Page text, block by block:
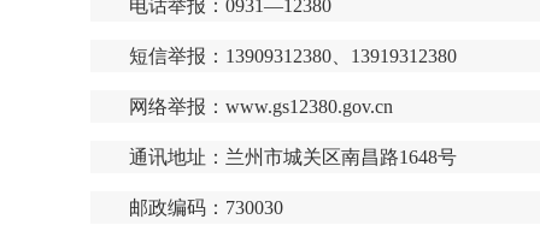
电话举报：0931—12380
短信举报：13909312380、13919312380
网络举报：www.gs12380.gov.cn
通讯地址：兰州市城关区南昌路1648号
邮政编码